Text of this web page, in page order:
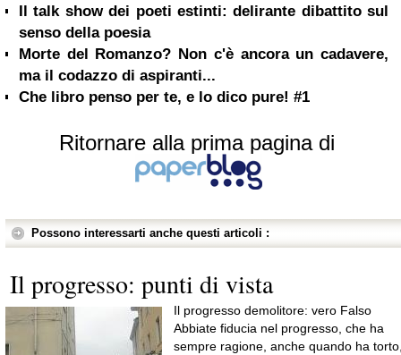
Il talk show dei poeti estinti: delirante dibattito sul
senso della poesia
Morte del Romanzo? Non c'è ancora un cadavere,
ma il codazzo di aspiranti...
Che libro penso per te, e lo dico pure! #1
Ritornare alla prima pagina di
Possono interessarti anche questi articoli :
Il progresso: punti di vista
Il progresso demolitore: vero Falso
Abbiate fiducia nel progresso, che ha
sempre ragione, anche quando ha